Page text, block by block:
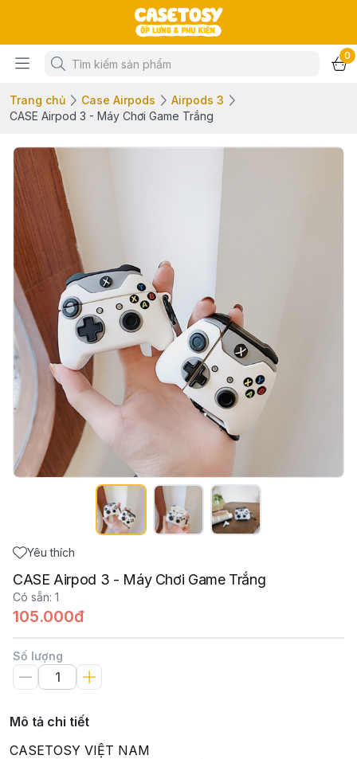
0
Trang chủ Case Airpods
Airpods 3
CASE Airpod 3 - Máy Chơi Game Trắng
Yêu thích
CASE Airpod 3 - Máy Chơi Game Trắng
Có sẵn: 1
105.000đ
Số lượng
Mô tả chi tiết
CASETOSY VIỆT NAM